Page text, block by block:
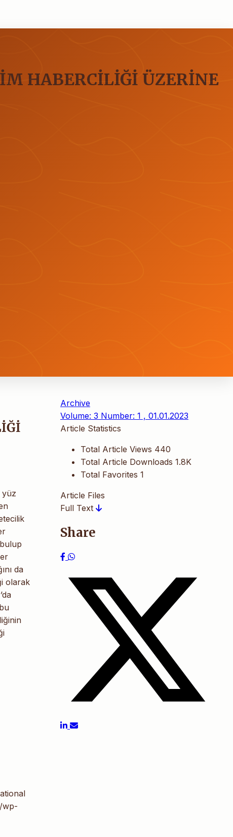
HABERCİLİĞİ ÜZERİNE
yüz
da
olarak
wp-
Archive
Volume: 3 Number: 1 , 01.01.2023
Article Statistics
Total Article Views 440
Total Article Downloads 1.8K
Total Favorites 1
Article Files
Full Text
Share